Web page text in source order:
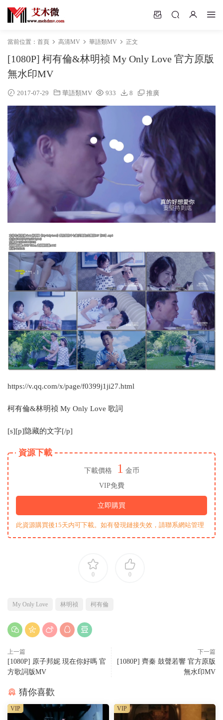
當前位置： 首頁 高清MV 華語類MV 正文
[1080P] 柯有倫&林明祯 My Only Love 官方原版
無水印MV
2017-07-29 華語類MV 933 8 推廣
https://v.qq.com/x/page/f0399j1ji27.html
柯有倫&林明祯 My Only Love 歌詞
[s][p]隐藏的文字[/p]
資源下載
下載價格 1 金币
VIP免費
立即購買
此資源購買後15天内可下載。如有發現鏈接失效，請聯系網站管理
0 0
My Only Love 林明祯 柯有倫
上一篇
[1080P] 原子邦妮 現在你好嗎 官
方歌詞版MV
下一篇
[1080P] 齊秦 鼓聲若響 官方原版
無水印MV
猜你喜歡
VIP VIP